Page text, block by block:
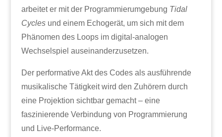
arbeitet er mit der Programmierumgebung Tidal
Cyclesund einem Echogerät, um sich mit dem
Phänomen des Loops im digital-analogen
Wechselspiel auseinanderzusetzen.
Der performative Akt des Codes als ausführende
musikalische Tätigkeit wird den Zuhörern durch
eine Projektion sichtbar gemacht – eine
faszinierende Verbindung von Programmierung
und Live-Performance.